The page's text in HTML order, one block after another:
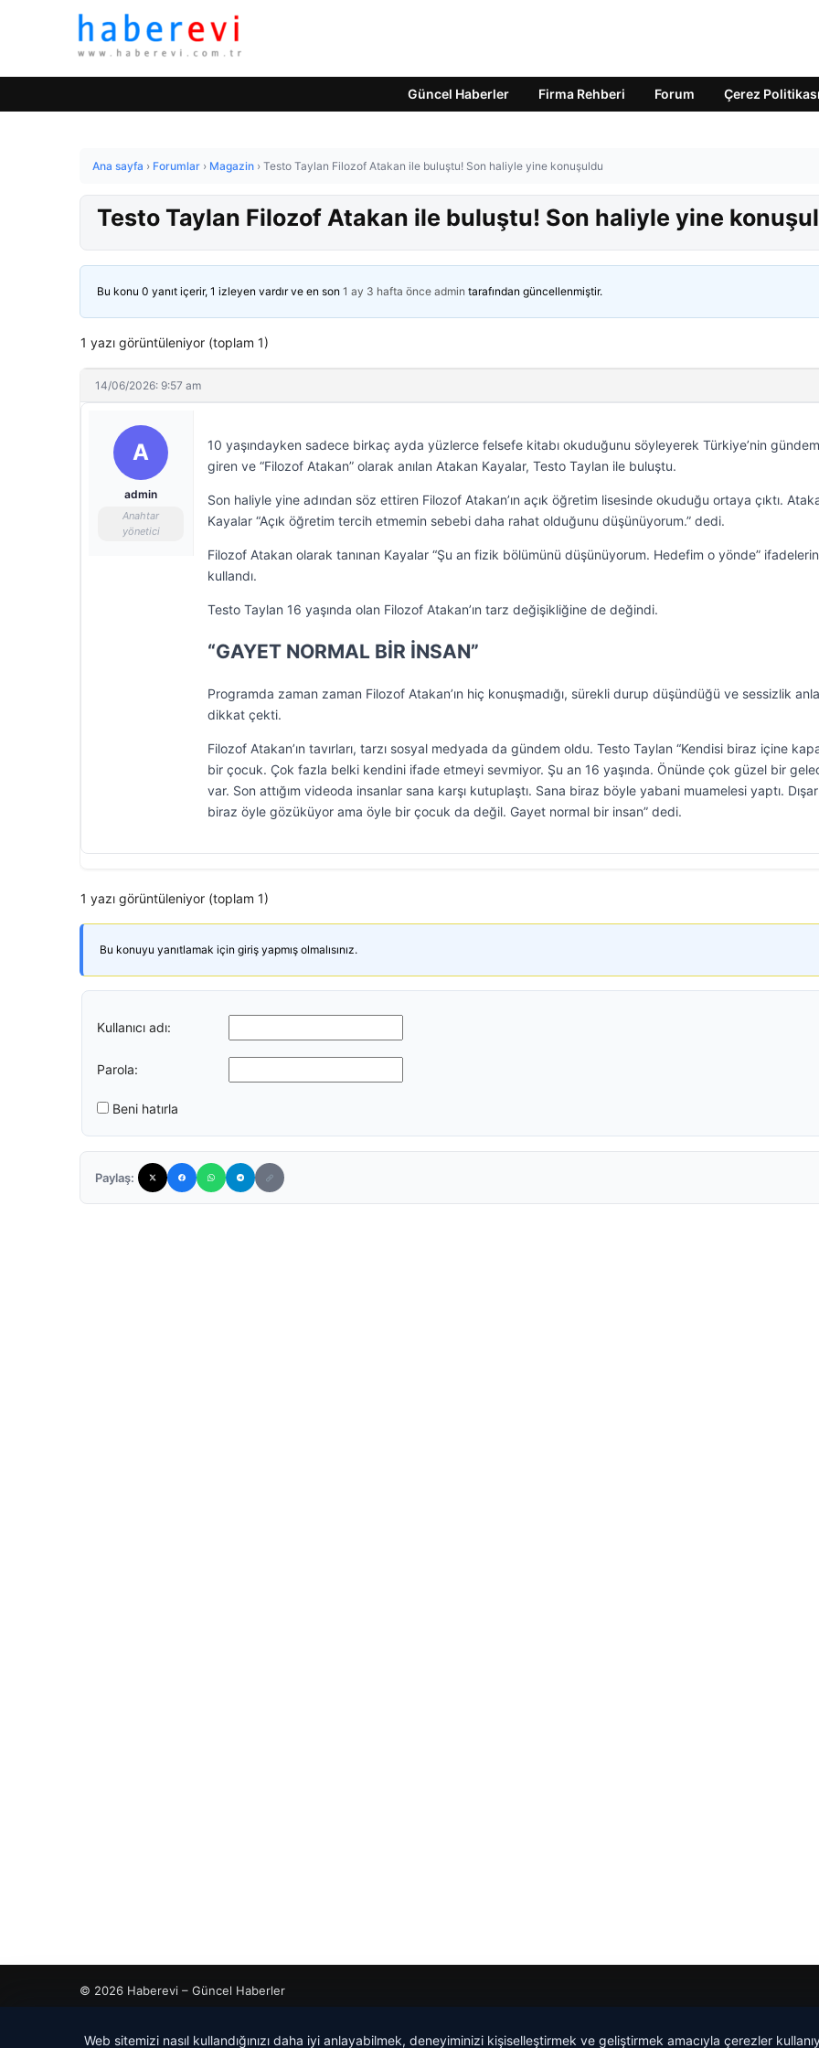
Güncel Haberler Firma Rehberi Forum Çerez Politikası
Ana sayfa › Forumlar › Magazin › Testo Taylan Filozof Atakan ile buluştu! Son haliyle yine konuşuldu
Testo Taylan Filozof Atakan ile buluştu! Son haliyle yine
Bu konu 0 yanıt içerir, 1 izleyen vardır ve en son 1 ay 3 hafta önce admin tarafından güncellenmiştir.
1 yazı görüntüleniyor (toplam 1)
14/06/2026: 9:57 am
A
admin
Anahtar
yönetici
10 yaşındayken sadece birkaç ayda yüzlerce felsefe kitabı okuduğunu söyleyerek Türkiye’nin
giren ve “Filozof Atakan” olarak anılan Atakan Kayalar, Testo Taylan ile buluştu.
Son haliyle yine adından söz ettiren Filozof Atakan’ın açık öğretim lisesinde okuduğu ortaya çıktı.
Kayalar “Açık öğretim tercih etmemin sebebi daha rahat olduğunu düşünüyorum.” dedi.
Filozof Atakan olarak tanınan Kayalar “Şu an fizik bölümünü düşünüyorum. Hedefim o yönde”
kullandı.
Testo Taylan 16 yaşında olan Filozof Atakan’ın tarz değişikliğine de değindi.
“GAYET NORMAL BİR İNSAN”
Programda zaman zaman Filozof Atakan’ın hiç konuşmadığı, sürekli durup düşündüğü ve sessizlik
dikkat çekti.
Filozof Atakan’ın tavırları, tarzı sosyal medyada da gündem oldu. Testo Taylan “Kendisi biraz içine
bir çocuk. Çok fazla belki kendini ifade etmeyi sevmiyor. Şu an 16 yaşında. Önünde çok güzel bir
var. Son attığım videoda insanlar sana karşı kutuplaştı. Sana biraz böyle yabani muamelesi yaptı.
biraz öyle gözüküyor ama öyle bir çocuk da değil. Gayet normal bir insan” dedi.
1 yazı görüntüleniyor (toplam 1)
Bu konuyu yanıtlamak için giriş yapmış olmalısınız.
Kullanıcı adı:
Parola:
Beni hatırla
Paylaş:
© 2026 Haberevi – Güncel Haberler
Web sitemizi nasıl kullandığınızı daha iyi anlayabilmek, deneyiminizi kişiselleştirmek ve geliştirmek amacıyla çerezler